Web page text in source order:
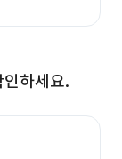
하세요.